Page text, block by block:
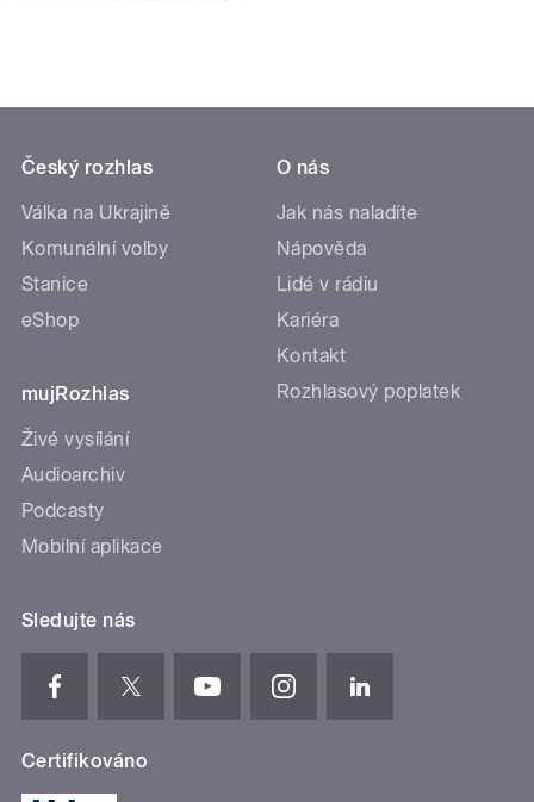
Český rozhlas
Válka na Ukrajině
Komunální volby
Stanice
eShop
mujRozhlas
Živé vysílání
Audioarchiv
Podcasty
Mobilní aplikace
O nás
Jak nás naladíte
Nápověda
Lidé v rádiu
Kariéra
Kontakt
Rozhlasový poplatek
Sledujte nás
Certifikováno